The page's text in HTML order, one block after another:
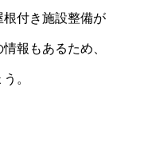
付き施設整備が
報もあるため、
。